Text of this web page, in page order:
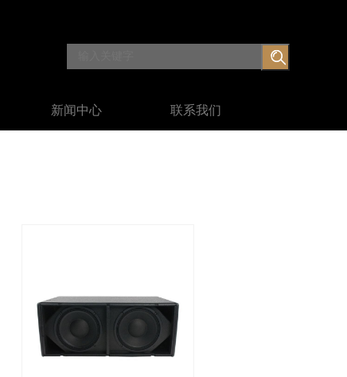
新闻中心 联系我们